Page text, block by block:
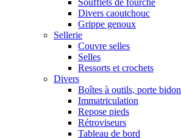
Soufflets de fourche
Divers caoutchouc
Grippe genoux
Sellerie
Couvre selles
Selles
Ressorts et crochets
Divers
Boîtes à outils, porte bidon
Immatriculation
Repose pieds
Rétroviseurs
Tableau de bord